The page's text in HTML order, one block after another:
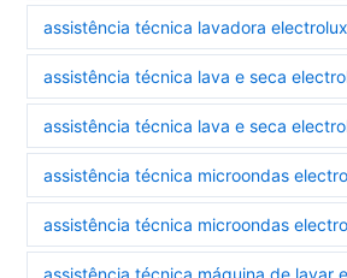
assistência técnica lavadora
assistência técnica lava e seca
assistência técnica lava e seca
assistência técnica microondas
assistência técnica microondas
assistência técnica máquina de lavar